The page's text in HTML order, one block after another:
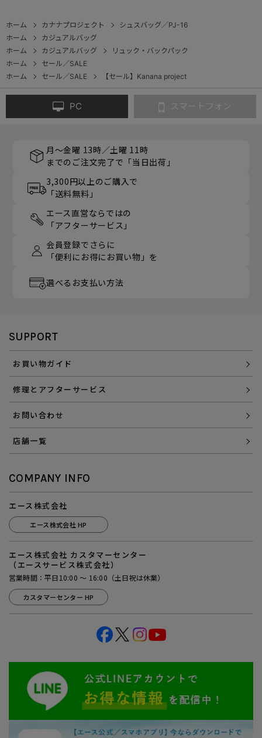
ホーム カナナプロジェクト
シュスバッグ／PJ-16
ホーム
カジュアルバッグ
ホーム
カジュアルバッグ
リュック・バックパック
ホーム
セール／SALE
ホーム
セール／SALE 【セール】Kanana project
PC スマートフォン
月～金曜 13時／土曜 11時
までのご注文完了で「当日出荷」
3,300円以上のご購入で
「送料無料」
エース直営ならではの
「アフターサービス」
会員登録でさらに
「便利にお得にお買い物」を
選べるお支払い方法
SUPPORT
お買い物ガイド
修理とアフターサービス
お問い合わせ
店舗一覧
COMPANY INFO
エース株式会社
エース株式会社 HP
エース株式会社 カスタマーセンター
（エースサービス株式会社）
営業時間：平日10:00 ～ 16:00（土日祝は休業）
カスタマーセンター HP